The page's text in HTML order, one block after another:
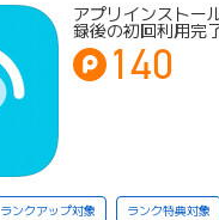
アプリインストー
録後の初回利用完
140
ランクアップ対象 ランク特典対象